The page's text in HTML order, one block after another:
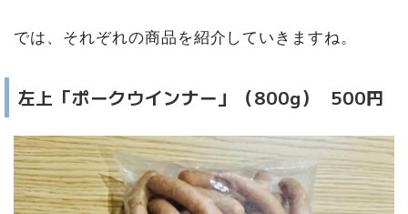
では、それぞれの商品を紹介していきますね。
左上「ポークウインナー」（800g） 500円